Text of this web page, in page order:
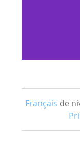
Français de